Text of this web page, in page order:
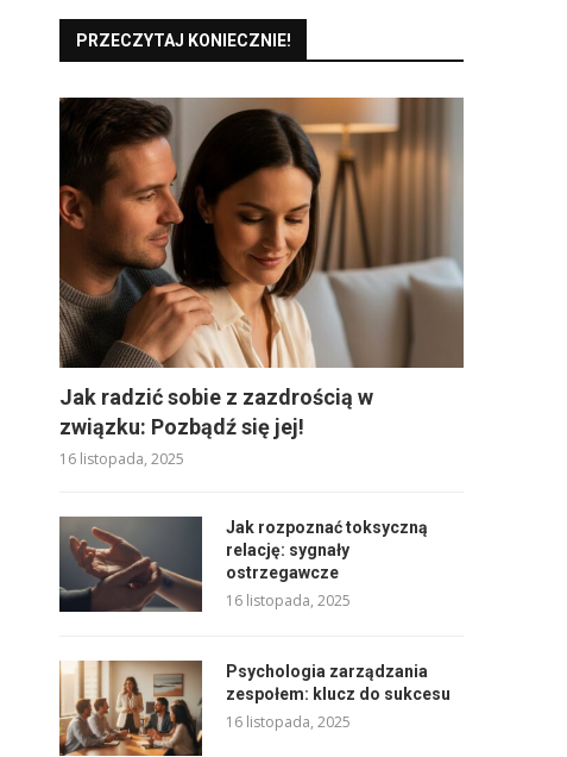
PRZECZYTAJ KONIECZNIE!
Jak radzić sobie z zazdrością w
związku: Pozbądź się jej!
16 listopada, 2025
Jak rozpoznać toksyczną
relację: sygnały
ostrzegawcze
16 listopada, 2025
Psychologia zarządzania
zespołem: klucz do sukcesu
16 listopada, 2025